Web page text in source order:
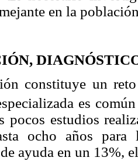
en la
constituye un
es
pocos estudios
ocho años
ayuda en un 13%,